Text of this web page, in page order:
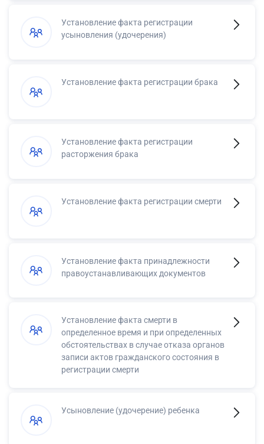
Установление факта регистрации
усыновления (удочерения)
Установление факта регистрации брака
Установление факта регистрации
расторжения брака
Установление факта регистрации смерти
Установление факта принадлежности
правоустанавливающих документов
Установление факта смерти в
определенное время и при определенных
обстоятельствах в случае отказа органов
записи актов гражданского состояния в
регистрации смерти
Усыновление (удочерение) ребенка